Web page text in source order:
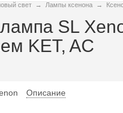
свет → Лампы ксенона →
SL
KET, AC
Описание